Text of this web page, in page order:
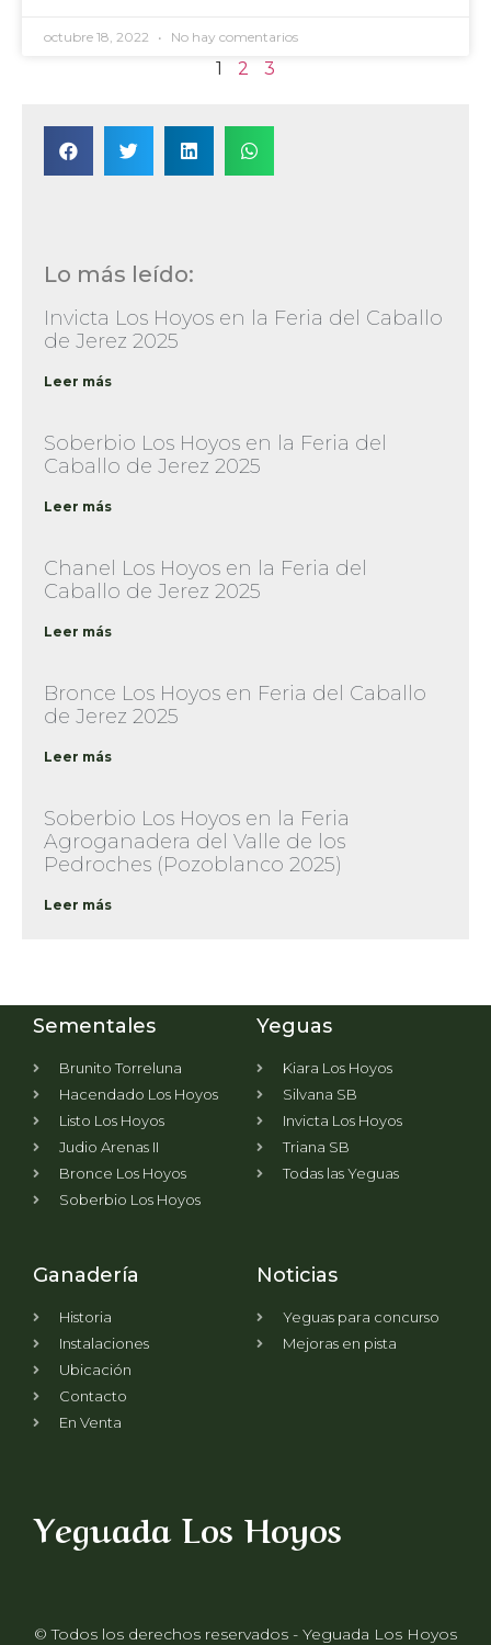
octubre 18, 2022 No hay comentarios
1 2 3
Lo más leído:
Invicta Los Hoyos en la Feria del Caballo
de Jerez 2025
Leer más
Soberbio Los Hoyos en la Feria del
Caballo de Jerez 2025
Leer más
Chanel Los Hoyos en la Feria del
Caballo de Jerez 2025
Leer más
Bronce Los Hoyos en Feria del Caballo
de Jerez 2025
Leer más
Soberbio Los Hoyos en la Feria
Agroganadera del Valle de los
Pedroches (Pozoblanco 2025)
Leer más
Sementales
Brunito Torreluna
Hacendado Los Hoyos
Listo Los Hoyos
Judio Arenas II
Bronce Los Hoyos
Soberbio Los Hoyos
Yeguas
Kiara Los Hoyos
Silvana SB
Invicta Los Hoyos
Triana SB
Todas las Yeguas
Ganadería
Historia
Instalaciones
Ubicación
Contacto
En Venta
Noticias
Yeguas para concurso
Mejoras en pista
Yeguada Los Hoyos
© Todos los derechos reservados - Yeguada Los Hoyos